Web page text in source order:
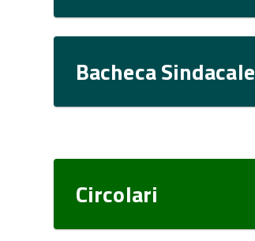
Bacheca Sindacale
Circolari